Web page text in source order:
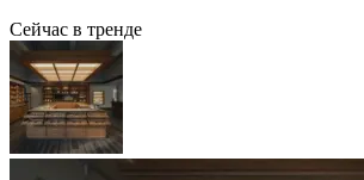
Сейчас в тренде